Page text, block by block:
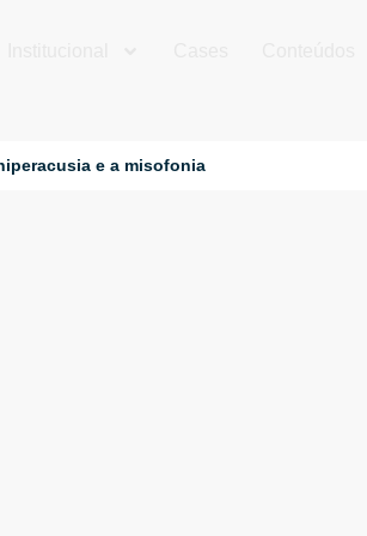
e a misofonia